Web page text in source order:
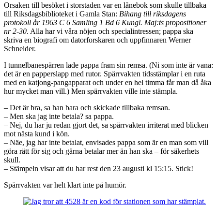
Orsaken till besöket i storstaden var en lånebok som skulle tillbaka
till Riksdagsbiblioteket i Gamla Stan: Bihang till riksdagens
protokoll år 1963 C 6 Samling 1 Bd 6 Kungl. Maj:ts propositioner
nr 2-30. Alla har vi våra nöjen och specialintressen; pappa ska
skriva en biografi om datorforskaren och uppfinnaren Werner
Schneider.
I tunnelbanespärren lade pappa fram sin remsa. (Ni som inte är vana:
det är en papperslapp med rutor. Spärrvakten tidsstämplar i en ruta
med en katjong-pangapparat och under en hel timma får man då åka
hur mycket man vill.) Men spärrvakten ville inte stämpla.
– Det är bra, sa han bara och skickade tillbaka remsan.
– Men ska jag inte betala? sa pappa.
– Nej, du har ju redan gjort det, sa spärrvakten irriterat med blicken
mot nästa kund i kön.
– Näe, jag har inte betalat, envisades pappa som är en man som vill
göra rätt för sig och gärna betalar mer än han ska – för säkerhets
skull.
– Stämpeln visar att du har rest den 23 augusti kl 15:15. Stick!
Spärrvakten var helt klart inte på humör.